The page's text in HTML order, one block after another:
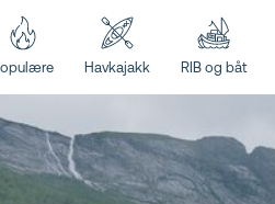
Havkajakk RIB og båt